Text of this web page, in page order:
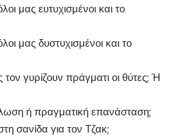
μας ευτυχισμένοι και το
μας δυστυχισμένοι και το
τον γυρίζουν πράγματι οι θύτες; Ή
ή πραγματική επανάσταση;
σανίδα για τον Τζακ;